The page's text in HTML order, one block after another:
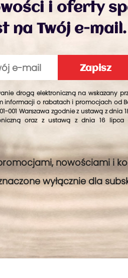
i oferty
na Twój e-mail.
drogą elektroniczną na wskazany
o rabatach i promocjach od
001 Warszawa zgodnie z ustawą z dnia
oraz z ustawą z dnia 16
nowościami i
wyłącznie dla